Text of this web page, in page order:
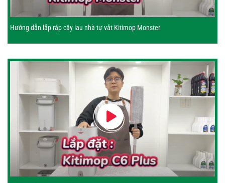
Hướng dẫn lắp ráp cây lau nhà tự vắt Kitimop Monster